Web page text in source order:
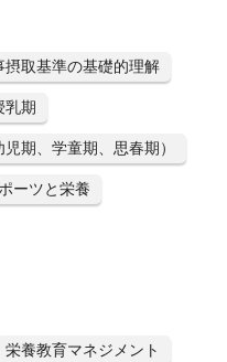
摂取基準の基礎的理解
乳期
期、学童期、思春期）
ーツと栄養
栄養教育マネジメント